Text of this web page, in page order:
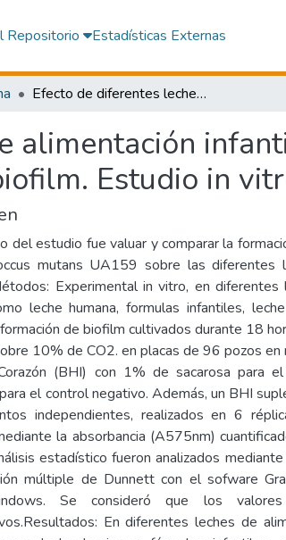
Repositorio Estadísticas Externas
Efecto de diferentes leches de alimentación infantil en el crecimiento de Streptococcus mutans en el biofilm. Estudio in vitro
alimentación
Estudio in
del estudio fue valuar y comparar la
mutans UA159 sobre las diferentes
Experimental in vitro, en diferentes
leche humana, formulas infantiles,
de biofilm cultivados durante 18
10% de CO2. en placas de 96 pozos en
(BHI) con 1% de sacarosa para
el control negativo. Además, un BHI
independientes, realizados en 6
la absorbancia (A575nm)
estadístico fueron analizados
múltiple de Dunnett con el sofware
Se consideró que los
En diferentes leches de